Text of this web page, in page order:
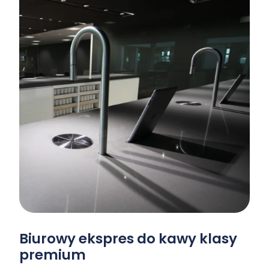
Biurowy ekspres do kawy klasy
premium